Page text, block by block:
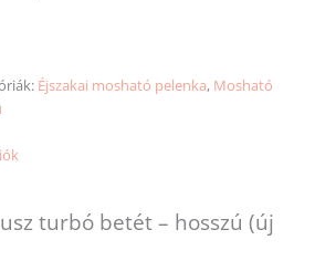
Éjszakai mosható pelenka, Mosható
turbó betét – hosszú (új